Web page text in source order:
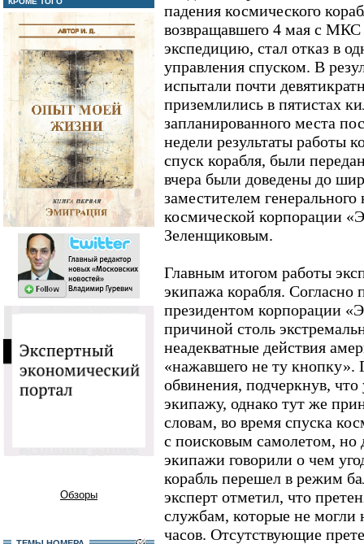
Обзоры
падения космического
возвращавшего 4 мая с
экспедицию, стал отказ в
управления спуском. В
испытали почти
приземлились в пятистах
запланированного места
недели результаты работы
спуск корабля, были
вчера были доведены до
заместителем генерального
космической корпорации
Зеленщиковым.
Главным итогом работы
экипажа корабля. Согласно
президентом корпорации
причиной столь
неадекватные действия
«нажавшего не ту кнопку».
обвинения, подчеркнув,
экипажу, однако тут же
словам, во время спуска
с поисковым самолетом, но
экипажи говорили о чем
корабль перешел в режим
эксперт отметил, что
службам, которые не могли
часов. Отсутствующие